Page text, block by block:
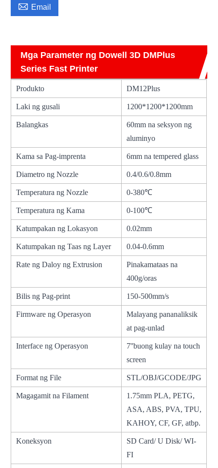
 Email
Mga Parameter ng Dowell 3D DMPlus
Series Fast Printer
Produkto DM12Plus
Laki ng gusali 1200*1200*1200mm
Balangkas
60mm na seksyon ng
aluminyo
Kama sa Pag-imprenta 6mm na tempered glass
Diametro ng Nozzle 0.4/0.6/0.8mm
Temperatura ng Nozzle 0-380℃
Temperatura ng Kama 0-100℃
Katumpakan ng Lokasyon 0.02mm
Katumpakan ng Taas ng Layer 0.04-0.6mm
Rate ng Daloy ng Extrusion
Pinakamataas na
400g/oras
Bilis ng Pag-print 150-500mm/s
Firmware ng Operasyon
Malayang pananaliksik
at pag-unlad
Interface ng Operasyon
7''buong kulay na touch
screen
Format ng File STL/OBJ/GCODE/JPG
Magagamit na Filament
1.75mm PLA, PETG,
ASA, ABS, PVA, TPU,
KAHOY, CF, GF, atbp.
Koneksyon
SD Card/ U Disk/ WI-
FI